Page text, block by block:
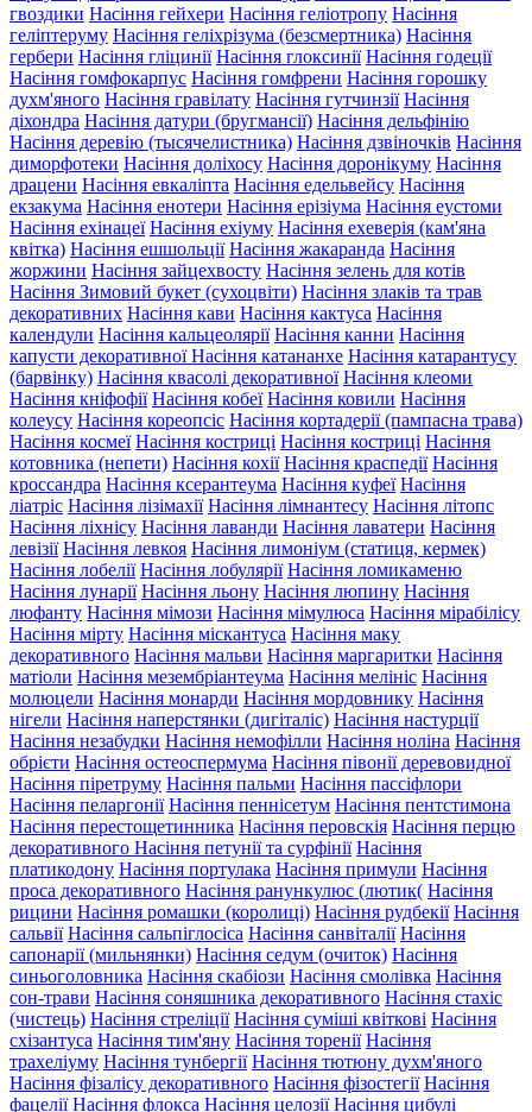
гвоздики Насіння гейхери Насіння геліотропу Насіння
геліптеруму Насіння геліхрізума (безсмертника) Насіння
гербери Насіння гліцинії Насіння глоксинії Насіння годеції
Насіння гомфокарпус Насіння гомфрени Насіння горошку
духм'яного Насіння гравілату Насіння гутчинзії Насіння
діхондра Насіння датури (бругмансії) Насіння дельфінію
Насіння деревію (тысячелистника) Насіння дзвіночків Насіння
диморфотеки Насіння доліхосу Насіння доронікуму Насіння
драцени Насіння евкаліпта Насіння едельвейсу Насіння
екзакума Насіння енотери Насіння ерізіума Насіння еустоми
Насіння ехінацеї Насіння ехіуму Насіння ехеверія (кам'яна
квітка) Насіння ешшольції Насіння жакаранда Насіння
жоржини Насіння зайцехвосту Насіння зелень для котів
Насіння Зимовий букет (сухоцвіти) Насіння злаків та трав
декоративних Насіння кави Насіння кактуса Насіння
календули Насіння кальцеолярії Насіння канни Насіння
капусти декоративноїНасіння катананхе Насіння катарантусу
(барвінку) Насіння квасолі декоративної Насіння клеоми
Насіння кніфофії Насіння кобеї Насіння ковили Насіння
колеусу Насіння кореопсіс Насіння кортадерії (пампасна трава)
Насіння космеї Насіння костриці Насіння костриці Насіння
котовника (непети) Насіння кохії Насіння краспедії Насіння
кроссандра Насіння ксерантеума Насіння куфеї Насіння
ліатріс Насіння лізімахії Насіння лімнантесу Насіння літопс
Насіння ліхнісу Насіння лаванди Насіння лаватери Насіння
левізії Насіння левкоя Насіння лимоніум (статиця, кермек)
Насіння лобелії Насіння лобулярії Насіння ломикаменю
Насіння лунарії Насіння льону Насіння люпину Насіння
люфанту Насіння мімози Насіння мімулюса Насіння мірабілісу
Насіння мірту Насіння міскантуса Насіння маку
декоративного Насіння мальви Насіння маргаритки Насіння
матіоли Насіння мезембріантеума Насіння мелініс Насіння
молюцели Насіння монарди Насіння мордовнику Насіння
нігели Насіння наперстянки (дигіталіс) Насіння настурції
Насіння незабудки Насіння немофілли Насіння ноліна Насіння
обрієти Насіння остеоспермума Насіння півонії деревовидної
Насіння піретруму Насіння пальми Насіння пассіфлори
Насіння пеларгонії Насіння пеннісетум Насіння пентстимона
Насіння перестощетинника Насіння перовскія Насіння перцю
декоративного Насіння петунії та сурфінії Насіння
платикодону Насіння портулака Насіння примули Насіння
проса декоративного Насіння ранункулюс (лютик( Насіння
рицини Насіння ромашки (королиці) Насіння рудбекії Насіння
сальвії Насіння сальпіглосіса Насіння санвіталії Насіння
сапонарії (мильнянки) Насіння седум (очиток) Насіння
синьоголовника Насіння скабіози Насіння смолівка Насіння
сон-трави Насіння соняшника декоративного Насіння стахіс
(чистець) Насіння стреліції Насіння суміші квіткові Насіння
схізантуса Насіння тим'яну Насіння торенії Насіння
трахеліуму Насіння тунбергії Насіння тютюну духм'яного
Насіння фізалісу декоративного Насіння фізостегії Насіння
фацелії Насіння флокса Насіння целозії Насіння цибулі